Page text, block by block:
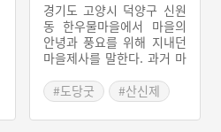
경기도 고양시 덕양구 신원
동 한우물마을에서 마을의
안녕과 풍요를 위해 지내던
마을제사를 말한다. 과거 마
는데, 이곳에 밤나무였다고
하고 참나무였다고도 하는
아주 큰 나무가 한 그루 있
#도당굿
#산신제